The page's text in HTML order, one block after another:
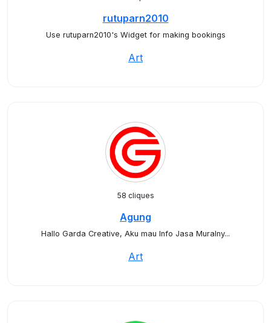
rutuparn2010
Use rutuparn2010's Widget for making bookings
Art
58 cliques
Agung
Hallo Garda Creative, Aku mau Info Jasa Muralny...
Art